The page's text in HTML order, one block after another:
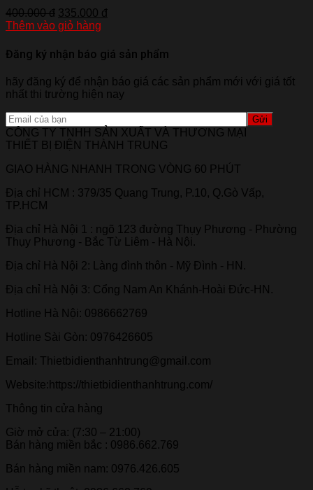
400.000 đ 335.000 đ
Thêm vào giỏ hàng
Đăng ký nhận báo giá sản phẩm
hãy đăng ký để nhận báo giá các sản phẩm mới với giá tốt
nhất thi trường hiện nay
CÔNG TY TNHH SẢN XUẤT VÀ THƯƠNG MẠI
THIẾT BỊ ĐIỆN THÀNH TRUNG
GIAO HÀNG NHANH TRONG VÒNG 60 PHÚT
Địa chỉ HCM : 379/35 Quang Trung, P.10, Q.Gò Vấp,
TP.HCM
Địa chỉ Hà Nội 1 : ngõ 123 đường Thụy Phương - Phường
Thụy Phương - Bắc Từ Liêm - Hà Nội.
Địa chỉ Hà Nội 2: Làng đình thôn - Mỹ Đình - HN.
Địa chỉ Hà Nội 3: Cổng Nam An Khánh-Hoài Đức-HN.
Hotline Hà Nội: 0986662769
Hotline Sài Gòn: 0976426605
Email: Thietbidienthanhtrung@gmail.com
Website:https://thietbidienthanhtrung.com/
Thông tin cửa hàng
Giờ mở cửa: (7:30 – 21:00)
Bán hàng miền bắc : 0986.662.769
Bán hàng miền nam: 0976.426.605